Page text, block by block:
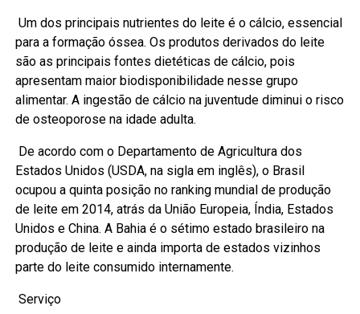
Um dos principais nutrientes do leite é o cálcio, essencial
para a formação óssea. Os produtos derivados do leite
são as principais fontes dietéticas de cálcio, pois
apresentam maior biodisponibilidade nesse grupo
alimentar. A ingestão de cálcio na juventude diminui o risco
de osteoporose na idade adulta.
De acordo com o Departamento de Agricultura dos
Estados Unidos (USDA, na sigla em inglês), o Brasil
ocupou a quinta posição no ranking mundial de produção
de leite em 2014, atrás da União Europeia, Índia, Estados
Unidos e China. A Bahia é o sétimo estado brasileiro na
produção de leite e ainda importa de estados vizinhos
parte do leite consumido internamente.
Serviço